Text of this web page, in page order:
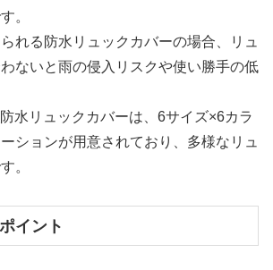
。
れる防水リュックカバーの場合、リュ
ないと雨の侵入リスクや使い勝手の低
水リュックカバーは、6サイズ×6カラ
ションが用意されており、多様なリュ
。
イント